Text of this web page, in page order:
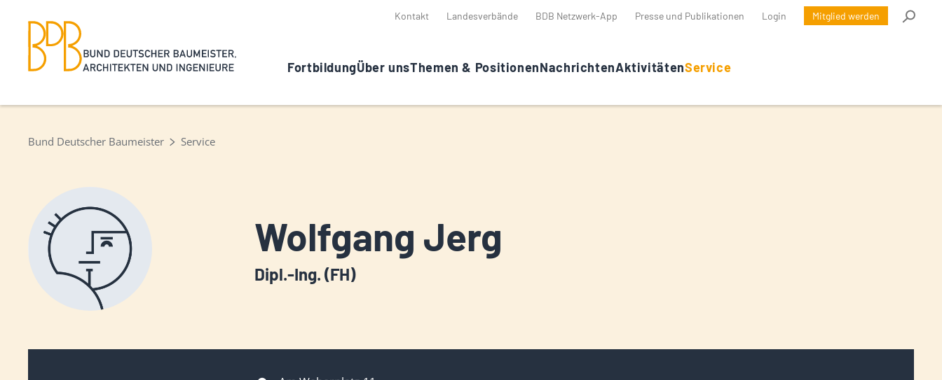
Kontakt Landesverbände BDB Netzwerk-App Presse und Publikationen Login Mitglied werden
FortbildungÜber unsThemen & PositionenNachrichtenAktivitätenService
Bund Deutscher Baumeister Service
Wolfgang Jerg
Dipl.-Ing. (FH)